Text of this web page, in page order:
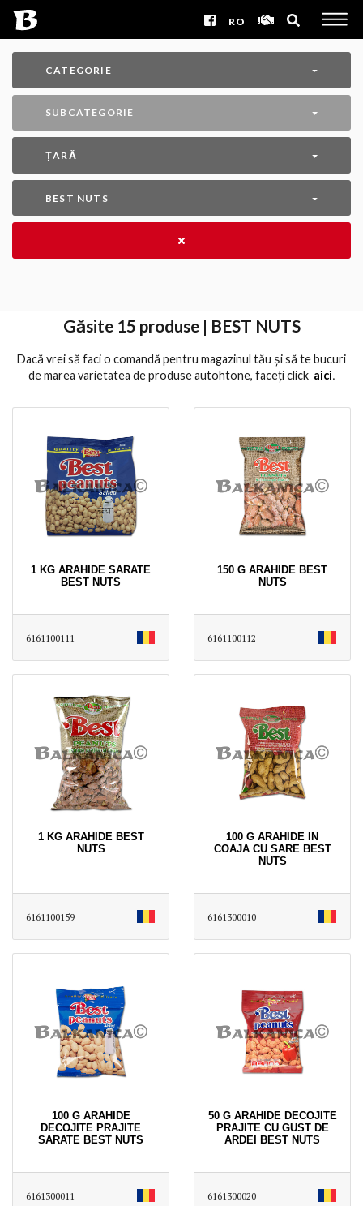
RO
CATEGORIE
SUBCATEGORIE
ȚARĂ
BEST NUTS
Găsite 15 produse | BEST NUTS
Dacă vrei să faci o comandă pentru magazinul tău și să te bucuri
de marea varietatea de produse autohtone, faceți click aici․
1 KG ARAHIDE SARATE
BEST NUTS
6161100111
150 G ARAHIDE BEST
NUTS
6161100112
1 KG ARAHIDE BEST
NUTS
6161100159
100 G ARAHIDE IN
COAJA CU SARE BEST
NUTS
6161300010
100 G ARAHIDE
DECOJITE PRAJITE
SARATE BEST NUTS
6161300011
50 G ARAHIDE DECOJITE
PRAJITE CU GUST DE
ARDEI BEST NUTS
6161300020